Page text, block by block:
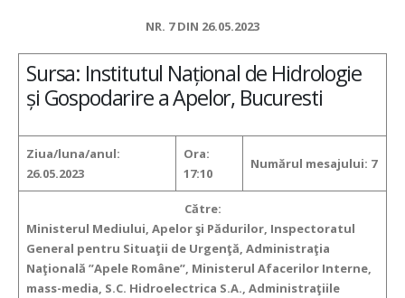
NR. 7 DIN 26.05.2023
Sursa: Institutul Național de Hidrologie
și Gospodarire a Apelor, Bucuresti
Ziua/luna/anul:
26.05.2023
Ora:
17:10
Numărul mesajului: 7
Către:
Ministerul Mediului, Apelor şi Pădurilor, Inspectoratul
General pentru Situaţii de Urgenţă, Administraţia
Naţională ”Apele Române”, Ministerul Afacerilor Interne,
mass-media, S.C. Hidroelectrica S.A., Administraţiile